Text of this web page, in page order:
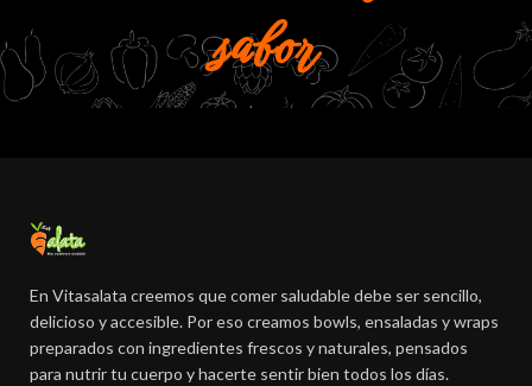
sabor
En Vitasalata creemos que comer saludable debe ser sencillo,
delicioso y accesible. Por eso creamos bowls, ensaladas y wraps
preparados con ingredientes frescos y naturales, pensados
para nutrir tu cuerpo y hacerte sentir bien todos los días.